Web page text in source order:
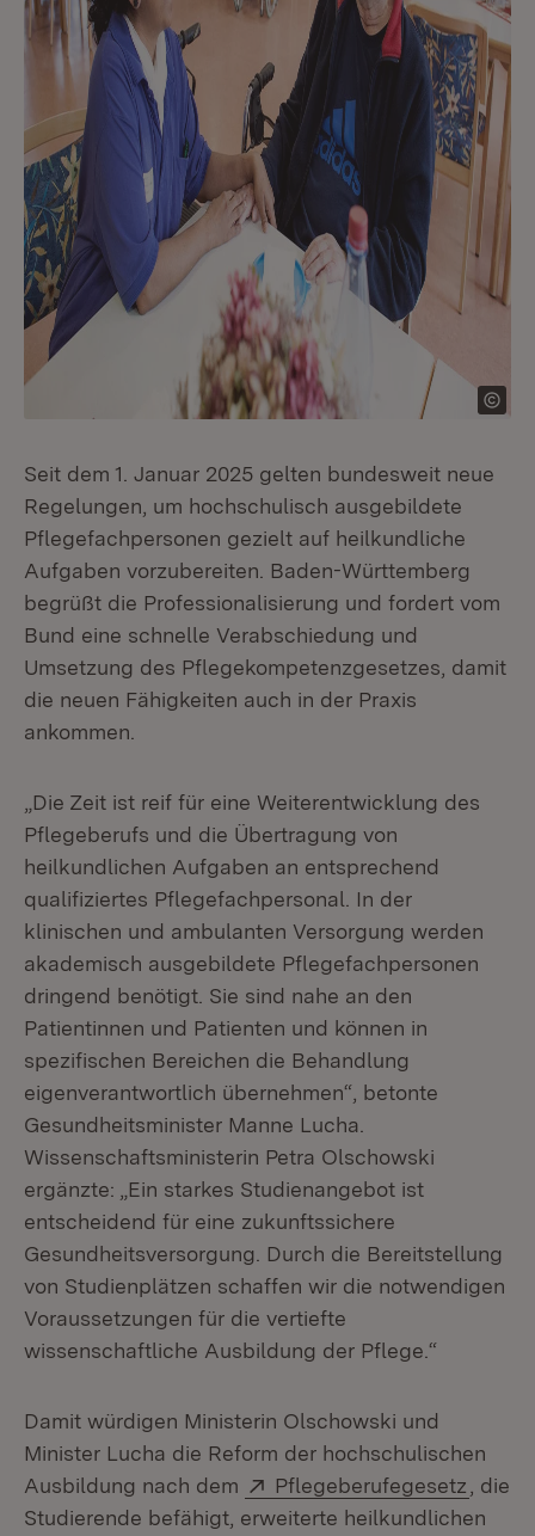
Seit dem 1. Januar 2025 gelten bundesweit neue
Regelungen, um hochschulisch ausgebildete
Pflegefachpersonen gezielt auf heilkundliche
Aufgaben vorzubereiten. Baden-Württemberg
begrüßt die Professionalisierung und fordert vom
Bund eine schnelle Verabschiedung und
Umsetzung des Pflegekompetenzgesetzes, damit
die neuen Fähigkeiten auch in der Praxis
ankommen.
„Die Zeit ist reif für eine Weiterentwicklung des
Pflegeberufs und die Übertragung von
heilkundlichen Aufgaben an entsprechend
qualifiziertes Pflegefachpersonal. In der
klinischen und ambulanten Versorgung werden
akademisch ausgebildete Pflegefachpersonen
dringend benötigt. Sie sind nahe an den
Patientinnen und Patienten und können in
spezifischen Bereichen die Behandlung
eigenverantwortlich übernehmen“, betonte
Gesundheitsminister Manne Lucha.
Wissenschaftsministerin Petra Olschowski
ergänzte: „Ein starkes Studienangebot ist
entscheidend für eine zukunftssichere
Gesundheitsversorgung. Durch die Bereitstellung
von Studienplätzen schaffen wir die notwendigen
Voraussetzungen für die vertiefte
wissenschaftliche Ausbildung der Pflege.“
Damit würdigen Ministerin Olschowski und
Minister Lucha die Reform der hochschulischen
Ausbildung nach dem
Extern:
Pflegeberufegesetz
, die
Studierende befähigt, erweiterte heilkundlichen